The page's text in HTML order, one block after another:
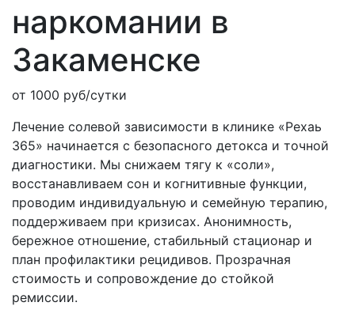
наркомании в
Закаменске
от 1000 руб/сутки
Лечение солевой зависимости в клинике «Рехаь
365» начинается с безопасного детокса и точной
диагностики. Мы снижаем тягу к «соли»,
восстанавливаем сон и когнитивные функции,
проводим индивидуальную и семейную терапию,
поддерживаем при кризисах. Анонимность,
бережное отношение, стабильный стационар и
план профилактики рецидивов. Прозрачная
стоимость и сопровождение до стойкой
ремиссии.